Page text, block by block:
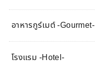
อาหารกูร์เมต์ -Gourmet-
โรงแรม -Hotel-